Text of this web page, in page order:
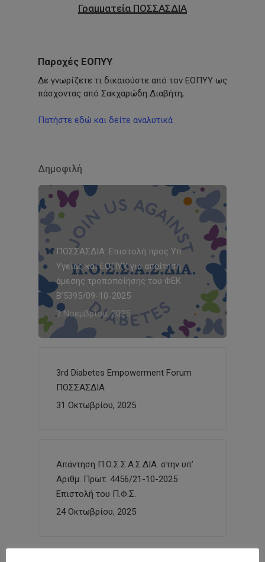
Γραμματεία ΠΟΣΣΑΣΔΙΑ
Παροχές ΕΟΠΥΥ
Δε γνωρίζετε τι δικαιούστε από τον ΕΟΠΥΥ ως
πάσχοντας από Σακχαρώδη Διαβήτη;
Πατήστε εδώ και δείτε αναλυτικά
Δημοφιλή
ΠΟΣΣΑΣΔΙΑ: Επιστολή προς Υπ.
Υγείας και ΕΟΠΥΥ για απαίτηση
άμεσης τροποποίησης του ΦΕΚ
Β’5395/09-10-2025
3 Νοεμβρίου, 2025
3rd Diabetes Empowerment Forum
ΠΟΣΣΑΣΔΙΑ
31 Οκτωβρίου, 2025
Απάντηση Π.Ο.Σ.Σ.Α.Σ.ΔΙΑ. στην υπ’
Αριθμ. Πρωτ. 4456/21-10-2025
Επιστολή του Π.Φ.Σ.
24 Οκτωβρίου, 2025